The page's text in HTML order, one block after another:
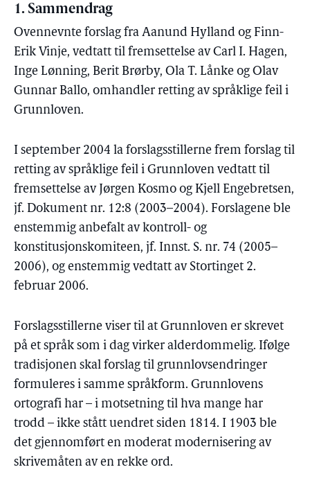
1. Sammendrag
Ovennevnte forslag fra Aanund Hylland og Finn-
Erik Vinje, vedtatt til fremsettelse av Carl I. Hagen,
Inge Lønning, Berit Brørby, Ola T. Lånke og Olav
Gunnar Ballo, omhandler retting av språklige feil i
Grunnloven.
I september 2004 la forslagsstillerne frem forslag til
retting av språklige feil i Grunnloven vedtatt til
fremsettelse av Jørgen Kosmo og Kjell Engebretsen,
jf. Dokument nr. 12:8 (2003–2004). Forslagene ble
enstemmig anbefalt av kontroll- og
konstitusjonskomiteen, jf. Innst. S. nr. 74 (2005–
2006), og enstemmig vedtatt av Stortinget 2.
februar 2006.
Forslagsstillerne viser til at Grunnloven er skrevet
på et språk som i dag virker alderdommelig. Ifølge
tradisjonen skal forslag til grunnlovsendringer
formuleres i samme språkform. Grunnlovens
ortografi har – i motsetning til hva mange har
trodd – ikke stått uendret siden 1814. I 1903 ble
det gjennomført en moderat modernisering av
skrivemåten av en rekke ord.